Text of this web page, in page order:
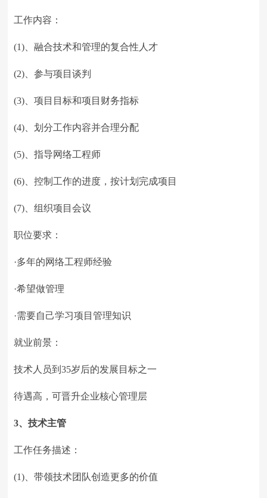
工作内容：
(1)、融合技术和管理的复合性人才
(2)、参与项目谈判
(3)、项目目标和项目财务指标
(4)、划分工作内容并合理分配
(5)、指导网络工程师
(6)、控制工作的进度，按计划完成项目
(7)、组织项目会议
职位要求：
·多年的网络工程师经验
·希望做管理
·需要自己学习项目管理知识
就业前景：
技术人员到35岁后的发展目标之一
待遇高，可晋升企业核心管理层
3、技术主管
工作任务描述：
(1)、带领技术团队创造更多的价值